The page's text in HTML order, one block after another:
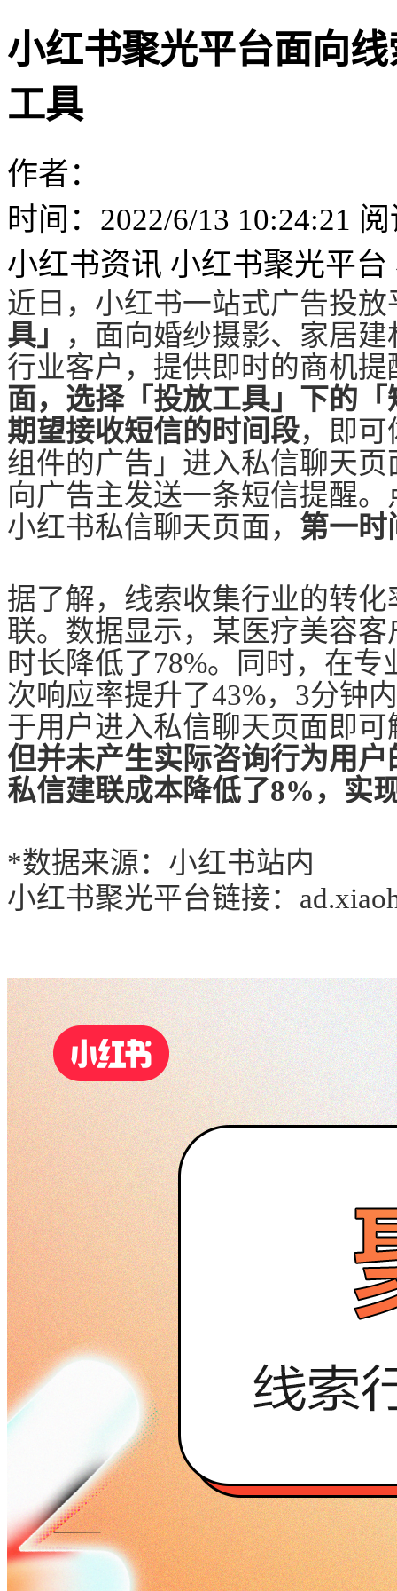
小红书聚光平台面向
工具
作者：
时间：2022/6/13 10:24:21
小红书资讯 小红书聚光平台
近日，小红书一站式广告投放
具」
，面向婚纱摄影、家居
行业客户，提供即时的商机
面，选择「投放工具」下的
期望接收短信的时间段，即
组件的广告」进入私信聊天
向广告主发送一条短信提醒
小红书私信聊天页面， 第一时
据了解，线索收集行业的转
联。数据显示，某医疗美容
时长降低了78%。同时，在
次响应率提升了43%，3分钟
于用户进入私信聊天页面即
但并未产生实际咨询行为用
私信建联成本降低了8%，实
*数据来源：小红书站内
小红书聚光平台链接：